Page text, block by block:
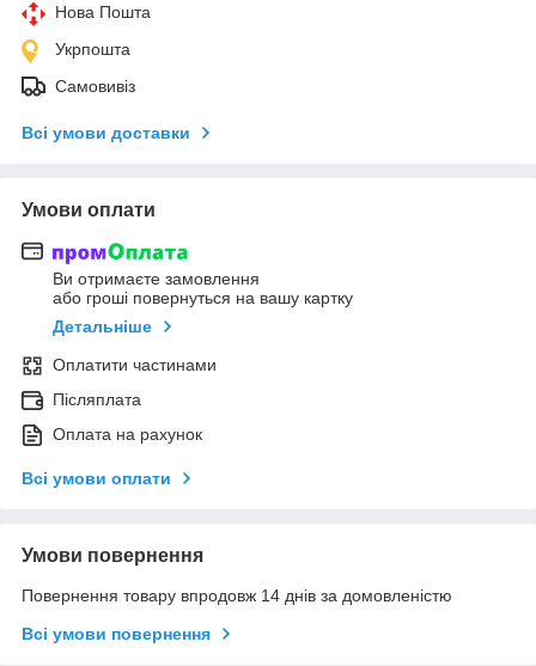
Нова Пошта
Укрпошта
Самовивіз
Всі умови доставки
Умови оплати
Ви отримаєте замовлення
або гроші повернуться на вашу картку
Детальніше
Оплатити частинами
Післяплата
Оплата на рахунок
Всі умови оплати
Умови повернення
Повернення товару впродовж 14 днів за домовленістю
Всі умови повернення